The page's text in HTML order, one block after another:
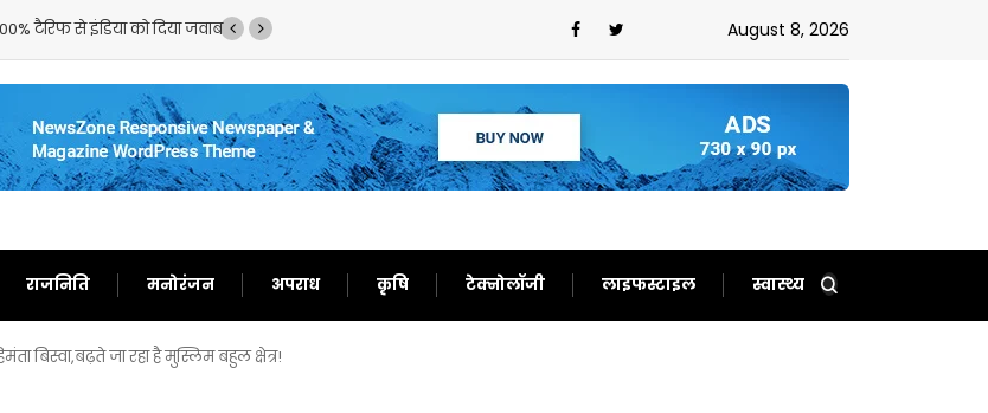
मामले में बड़े पैमाने पर मिली गड़बड़ी! August 8, 2026
राजनिति मनोरंजन अपराध कृषि टेक्नोलॉजी लाइफस्टाइल स्वास्थ्य
बिस्वा,बढ़ते जा रहा है मुस्लिम बहुल क्षेत्र!